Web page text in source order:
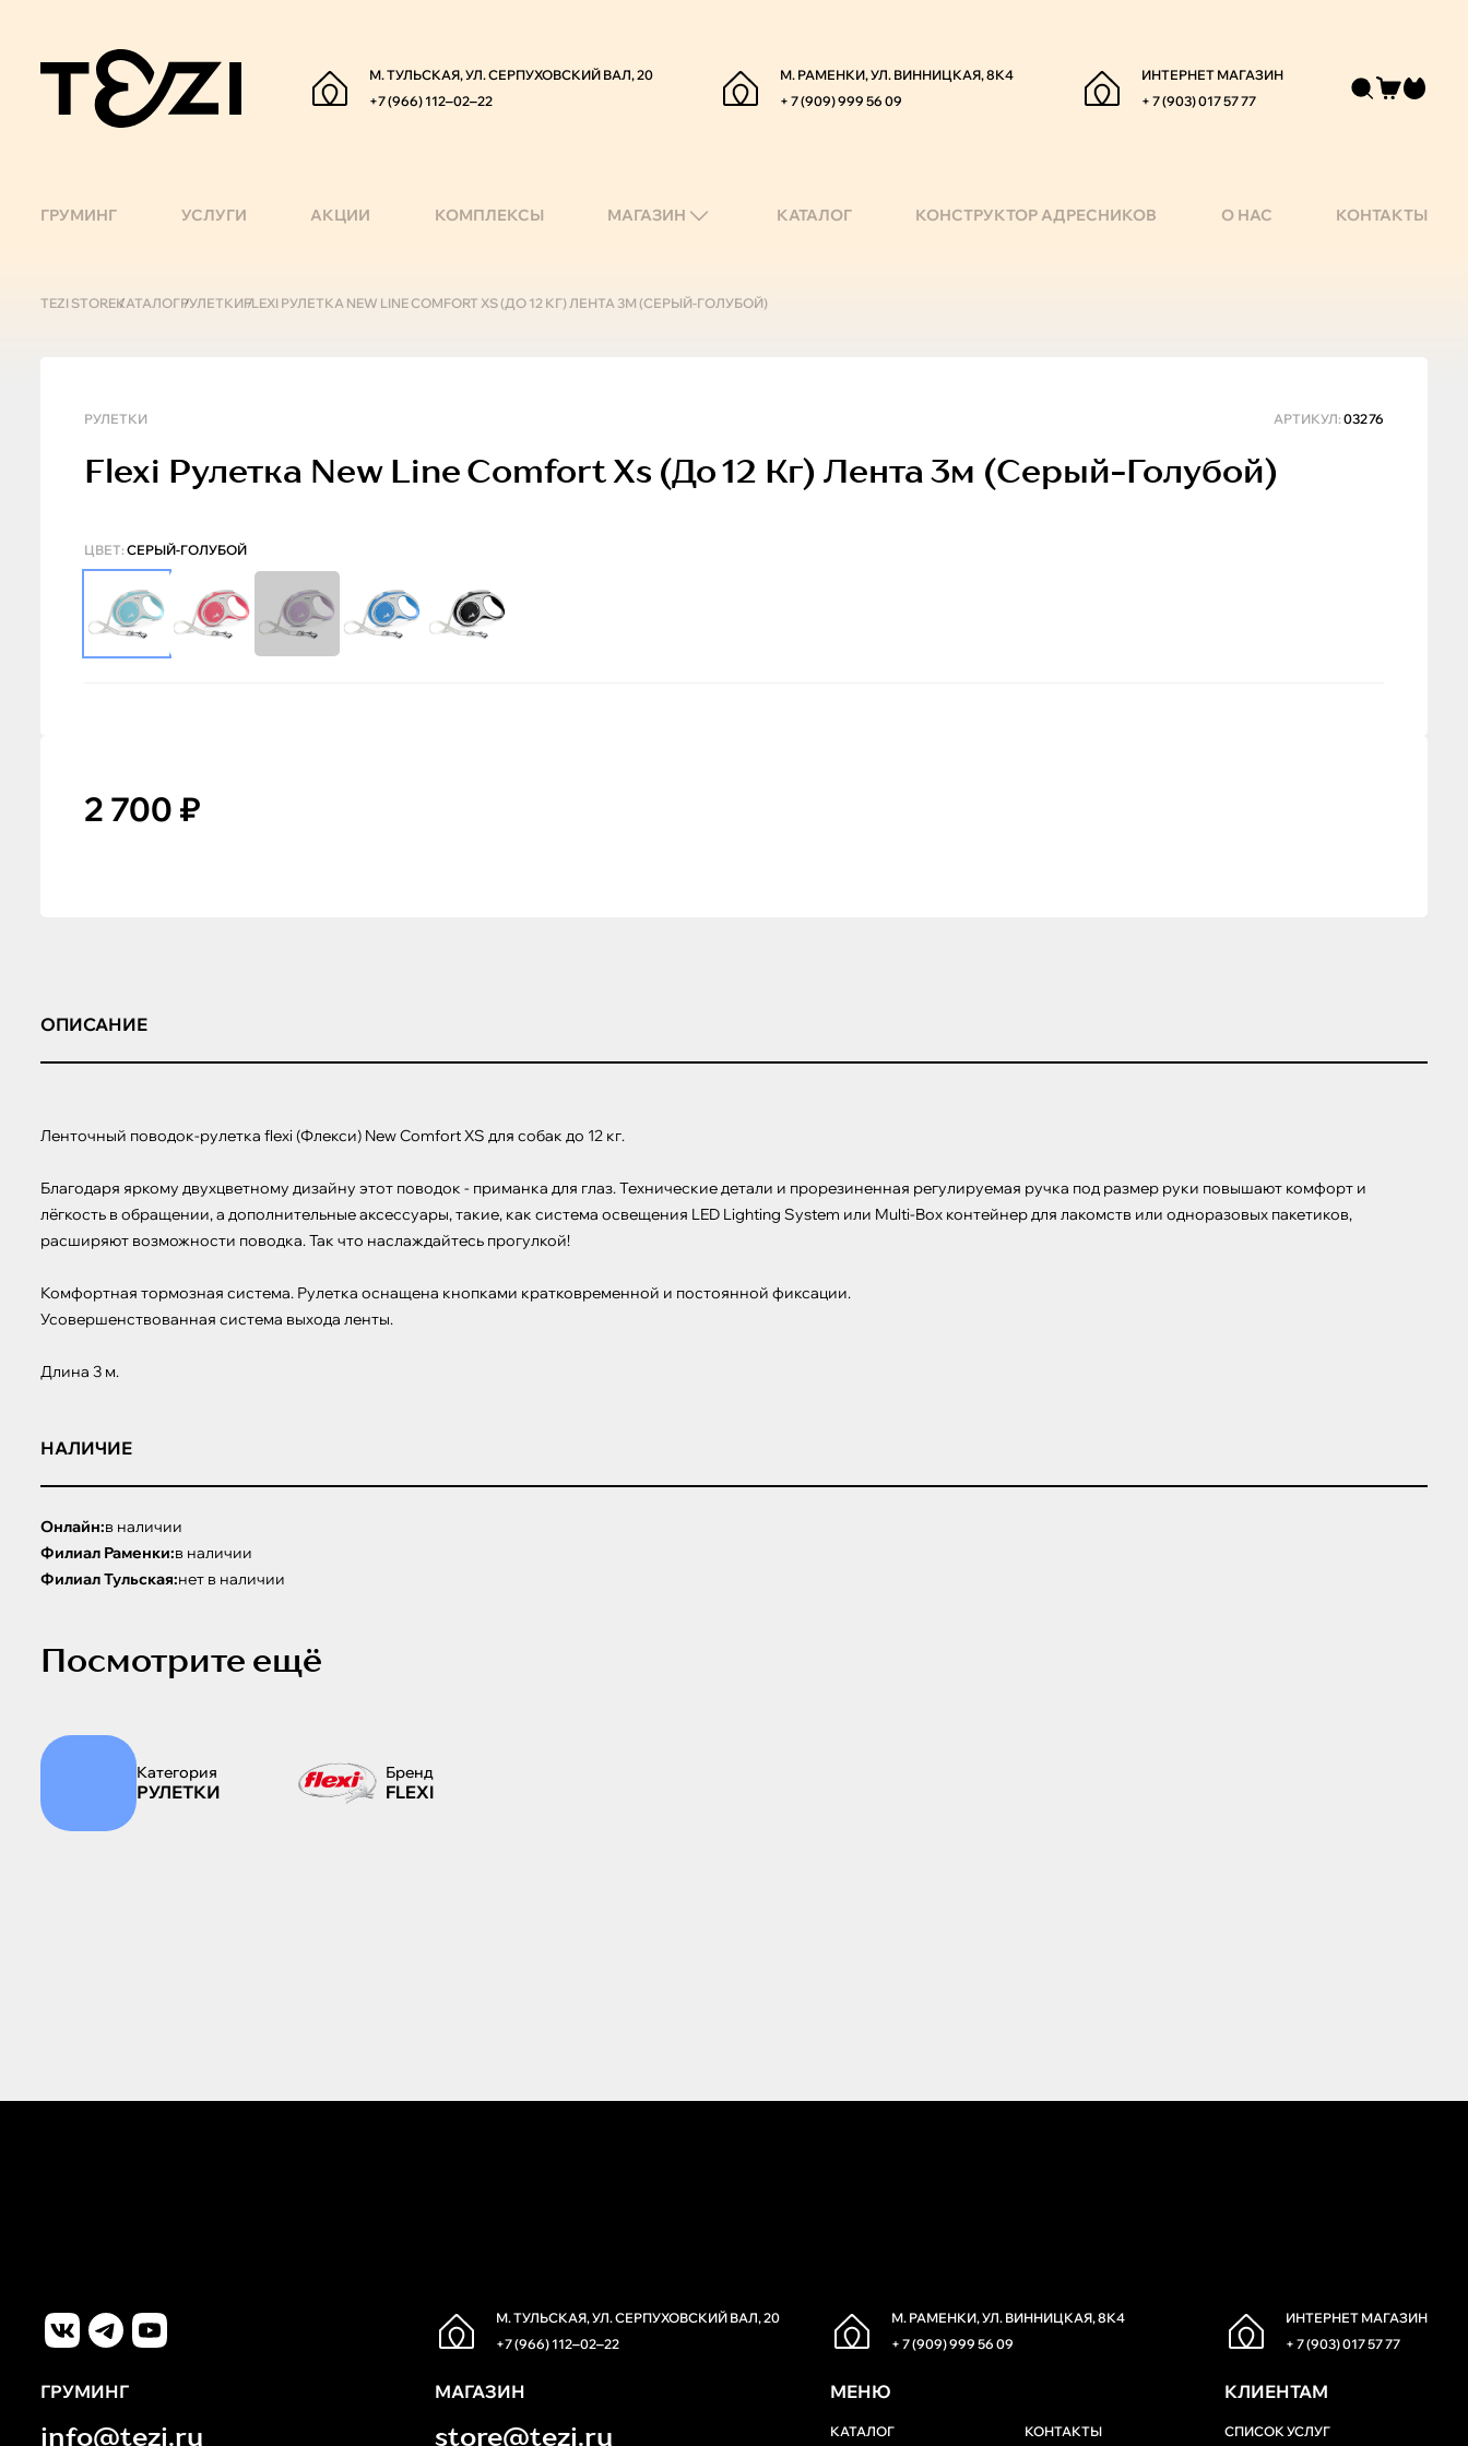
М. ТУЛЬСКАЯ, УЛ. СЕРПУХОВСКИЙ ВАЛ, 20
+7 (966) 112‒02‒22
М. РАМЕНКИ, УЛ. ВИННИЦКАЯ, 8К4
+ 7 (909) 999 56 09
ИНТЕРНЕТ МАГАЗИН
+ 7 (903) 017 57 77
ГРУМИНГ УСЛУГИ АКЦИИ КОМПЛЕКСЫ МАГАЗИН КАТАЛОГ КОНСТРУКТОР АДРЕСНИКОВ О НАС КОНТАКТЫ
TEZI STOREКАТАЛОГРУЛЕТКИFLEXI РУЛЕТКА NEW LINE COMFORT XS (ДО 12 КГ) ЛЕНТА 3М (СЕРЫЙ-ГОЛУБОЙ)
РУЛЕТКИ АРТИКУЛ: 03276
Flexi Рулетка New Line Comfort Xs (до 12 Кг) Лента 3м (серый-Голубой)
ЦВЕТ: СЕРЫЙ-ГОЛУБОЙ
2 700 ₽
ОПИСАНИЕ
Ленточный поводок-рулетка flexi (Флекси) New Comfort XS для собак до 12 кг.
Благодаря яркому двухцветному дизайну этот поводок - приманка для глаз. Технические детали и прорезиненная регулируемая ручка под размер руки повышают комфорт и
лёгкость в обращении, а дополнительные аксессуары, такие, как система освещения LED Lighting System или Multi-Box контейнер для лакомств или одноразовых пакетиков,
расширяют возможности поводка. Так что наслаждайтесь прогулкой!
Комфортная тормозная система. Рулетка оснащена кнопками кратковременной и постоянной фиксации.
Усовершенствованная система выхода ленты.
Длина 3 м.
НАЛИЧИЕ
Онлайн:в наличии
Филиал Раменки:в наличии
Филиал Тульская:нет в наличии
Посмотрите ещё
Категория
РУЛЕТКИ
Бренд
FLEXI
М. ТУЛЬСКАЯ, УЛ. СЕРПУХОВСКИЙ ВАЛ, 20
+7 (966) 112‒02‒22
М. РАМЕНКИ, УЛ. ВИННИЦКАЯ, 8К4
+ 7 (909) 999 56 09
ИНТЕРНЕТ МАГАЗИН
+ 7 (903) 017 57 77
ГРУМИНГ
info@tezi.ru
МАГАЗИН
store@tezi.ru
МЕНЮ
КАТАЛОГ КОНТАКТЫ
КЛИЕНТАМ
СПИСОК УСЛУГ